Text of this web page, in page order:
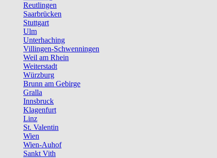
Reutlingen
Saarbrücken
Stuttgart
Ulm
Unterhaching
Villingen-Schwenningen
Weil am Rhein
Weiterstadt
Würzburg
Brunn am Gebirge
Gralla
Innsbruck
Klagenfurt
Linz
St. Valentin
Wien
Wien-Auhof
Sankt Vith